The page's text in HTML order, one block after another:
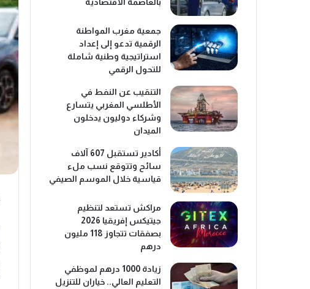
جمعية مغرب المواطنة
الرقمية تدعو إلى إعداد
استراتيجية وطنية شاملة
للتحول الرقمي
التنقيب عن النفط في
الأطلسي المغربي يتسارع
وشركاء دوليون يدخلون
الميدان
أكادير تستقبل 607 آلاف
سائح وتتوقع نسب ملء
قياسية خلال الموسم الصيفي
مراكش تستعد لتنظيم
جيتيكس إفريقيا 2026
بصفقات تتجاوز 118 مليون
درهم
زيادة 1000 درهم لموظفي
التعليم العالي.. خياران للتنزيل